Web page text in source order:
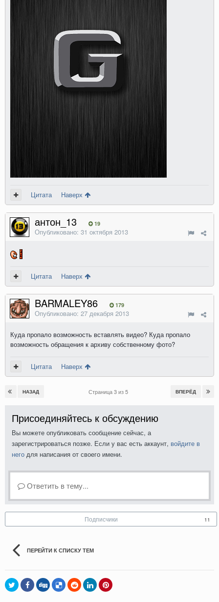
Цитата Наверх
антон_13 19
Опубликовано: 31 октября 2013
Цитата Наверх
BARMALEY86 179
Опубликовано: 27 декабря 2013
Куда пропало возможность вставлять видео? Куда пропало
возможность обращения к архиву собственному фото?
Цитата Наверх
НАЗАД ВПЕРЁД
Страница 3 из 5
Присоединяйтесь к обсуждению
Вы можете опубликовать сообщение сейчас, а
зарегистрироваться позже. Если у вас есть аккаунт, войдите в
него для написания от своего имени.
Ответить в тему...
Подписчики 11
ПЕРЕЙТИ К СПИСКУ ТЕМ